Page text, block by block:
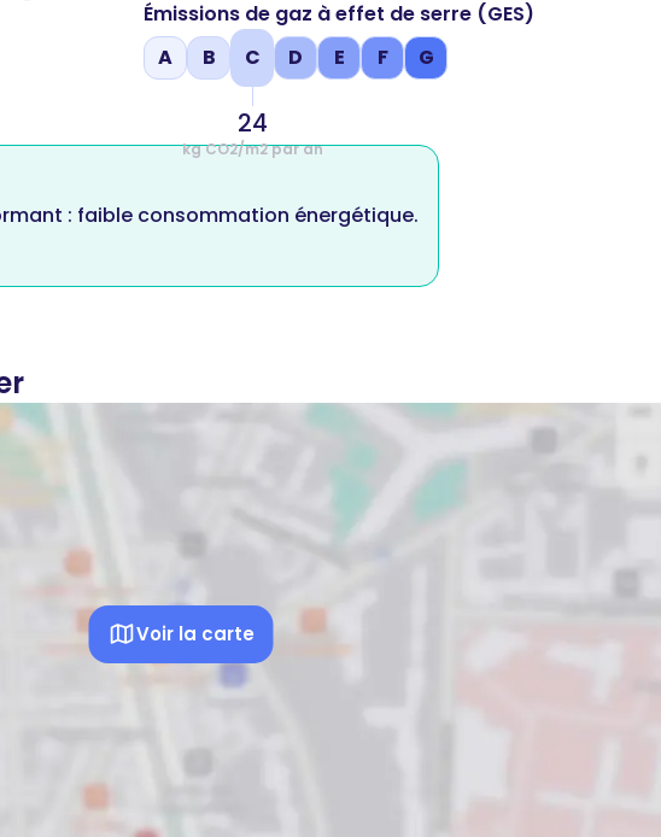
Émissions de gaz à effet de serre (GES)
A
B C
24
kg CO2/m2 par an
D E F G
: faible consommation énergétique.
Voir la carte